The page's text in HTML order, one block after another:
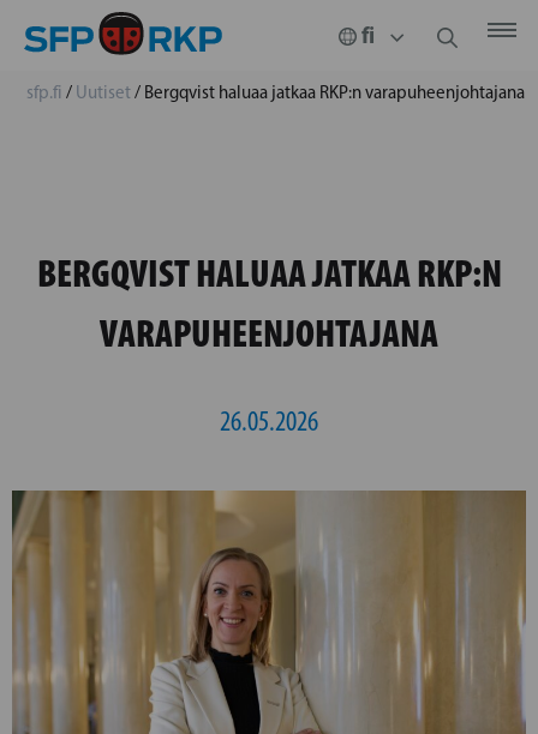
sfp.fi / Uutiset/ Bergqvist haluaa jatkaa RKP:n varapuheenjohtajana
BERGQVIST HALUAA JATKAA RKP:N
VARAPUHEENJOHTAJANA
26.05.2026